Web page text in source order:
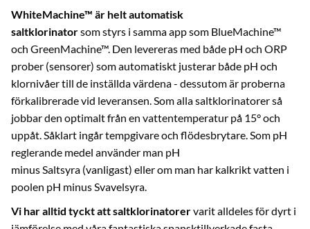
WhiteMachine™ är helt automatisk
saltklorinatorsom styrs i samma app som BlueMachine™
och GreenMachine™. Den levereras med både pH och ORP
prober (sensorer) som automatiskt justerar både pH och
klornivåer till de inställda värdena - dessutom är proberna
förkalibrerade vid leveransen. Som alla saltklorinatorer så
jobbar den optimalt från en vattentemperatur på 15° och
uppåt. Såklart ingår tempgivare och flödesbrytare. Som pH
reglerande medel använder man pH
minus Saltsyra (vanligast) eller om man har kalkrikt vatten i
poolen pH minus Svavelsyra.
Vi har alltid tyckt att saltklorinatorervarit alldeles för dyrt i